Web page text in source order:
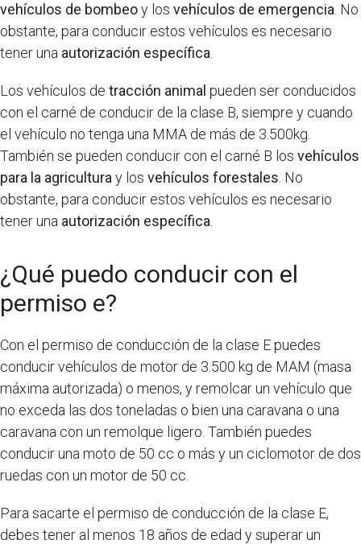
vehículos de bombeoy los vehículos de emergencia . No
obstante, para conducir estos vehículos es necesario
tener una autorización específica
Los vehículos de tracción animal pueden ser conducidos
con el carné de conducir de la clase B, siempre y cuando
el vehículo no tenga una MMA de más de 3.500kg.
También se pueden conducir con el carné B los vehículos
para la agricultura y los vehículos forestales . No
obstante, para conducir estos vehículos es necesario
tener una autorización específica
¿Qué puedo conducir con el
permiso e?
Con el permiso de conducción de la clase E puedes
conducir vehículos de motor de 3.500 kg de MAM (masa
máxima autorizada) o menos, y remolcar un vehículo que
no exceda las dos toneladas o bien una caravana o una
caravana con un remolque ligero. También puedes
conducir una moto de 50 cc o más y un ciclomotor de dos
ruedas con un motor de 50 cc.
Para sacarte el permiso de conducción de la clase E,
debes tener al menos 18 años de edad y superar un